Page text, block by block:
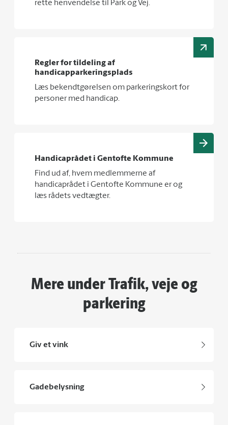
rette henvendelse til Park og Vej.
Regler for tildeling af
handicapparkeringsplads
Læs bekendtgørelsen om parkeringskort for
personer med handicap.
Handicaprådet i Gentofte Kommune
Find ud af, hvem medlemmerne af
handicaprådet i Gentofte Kommune er og
læs rådets vedtægter.
Mere under Trafik, veje og
parkering
Giv et vink
Gadebelysning